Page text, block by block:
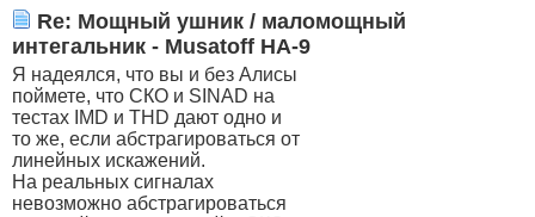
Re: Мощный ушник / маломощный
интегальник - Musatoff HA-9
Я надеялся, что вы и без Алисы
поймете, что СКО и SINAD на
тестах IMD и THD дают одно и
то же, если абстрагироваться от
линейных искажений.
На реальных сигналах
невозможно абстрагироваться